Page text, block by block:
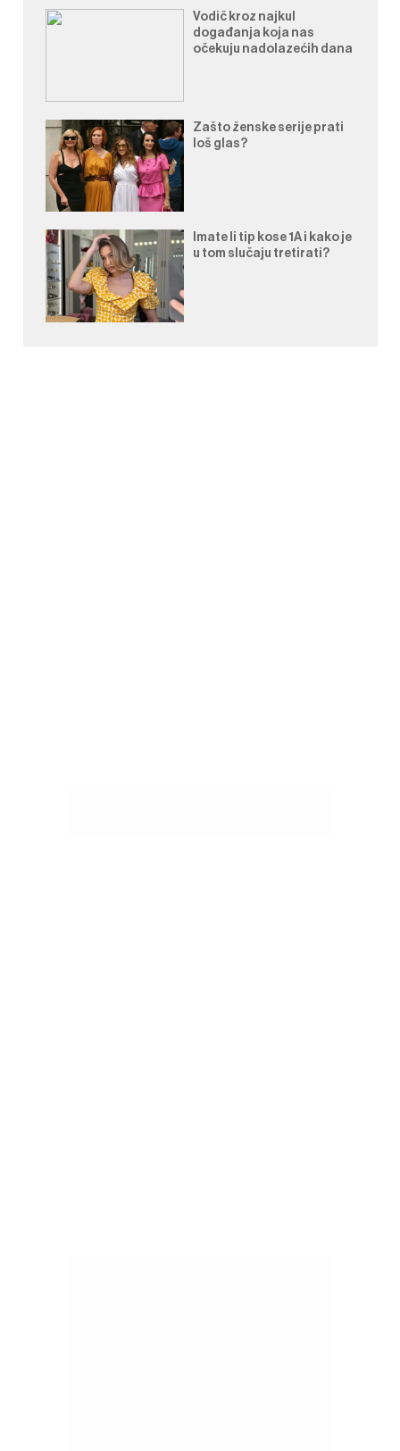
Vodič kroz najkul
događanja koja nas
očekuju nadolazećih dana
Zašto ženske serije prati
loš glas?
Imate li tip kose 1A i kako je
u tom slučaju tretirati?